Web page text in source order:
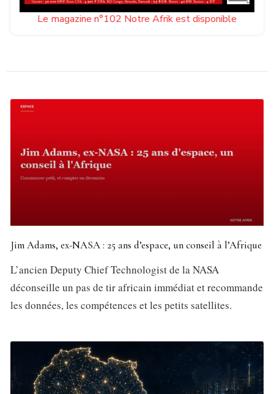
Le magazine n°102 Notre Afrik est disponible
Jim Adams, ex-NASA : 25 ans d’espace, un conseil à l’Afrique
L’ancien Deputy Chief Technologist de la NASA
déconseille un pas de tir africain immédiat et recommande
les données, les compétences et les petits satellites.